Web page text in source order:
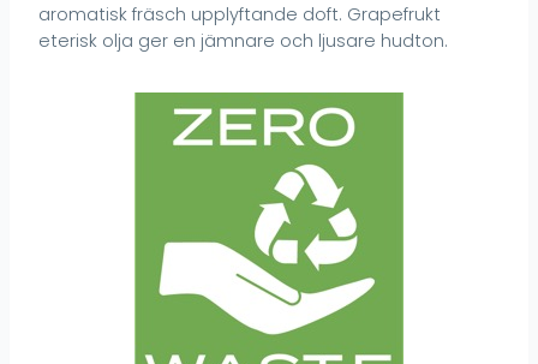
aromatisk fräsch upplyftande doft. Grapefrukt
eterisk olja ger en jämnare och ljusare hudton.